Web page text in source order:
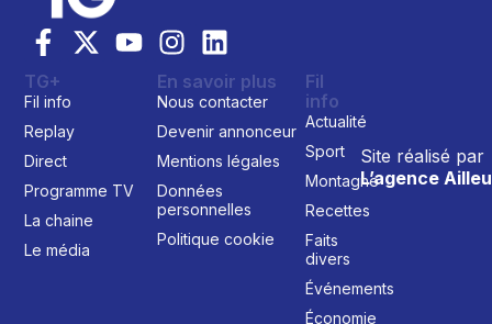
Site réalisé par
L’agence
TG+
Fil info
Replay
Direct
Programme TV
La chaine
Le média
En savoir plus
Nous contacter
Devenir annonceur
Mentions légales
Données
personnelles
Politique cookie
Fil
info
Actualité
Sport
Montagne
Recettes
Faits
divers
Événements
Économie